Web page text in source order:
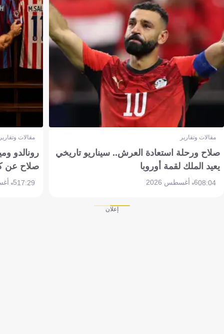
مقالات وتقارير
صلاح ورحلة استعادة العرش.. سيناريو تاريخي
يعيد الملك لقمة أوروبا
08:046 أغسطس 2026
مقالات
رونالدو
صلاح عن
17:295 أغسطس 2026
إعلان